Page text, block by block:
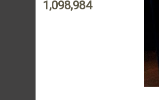
1,098,984